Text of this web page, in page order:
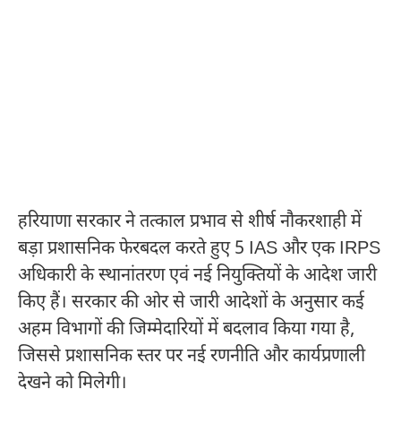
हरियाणा सरकार ने तत्काल प्रभाव से शीर्ष नौकरशाही में
बड़ा प्रशासनिक फेरबदल करते हुए 5 IAS और एक IRPS
अधिकारी के स्थानांतरण एवं नई नियुक्तियों के आदेश जारी
किए हैं। सरकार की ओर से जारी आदेशों के अनुसार कई
अहम विभागों की जिम्मेदारियों में बदलाव किया गया है,
जिससे प्रशासनिक स्तर पर नई रणनीति और कार्यप्रणाली
देखने को मिलेगी।